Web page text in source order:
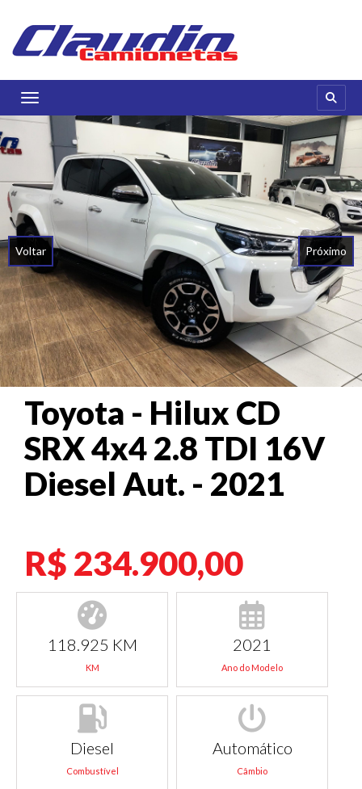
Toggle navigation
Voltar Próximo
Toyota - Hilux CD
SRX 4x4 2.8 TDI 16V
Diesel Aut. - 2021
R$ 234.900,00
118.925 KM
KM
2021
Ano do Modelo
Diesel
Combustível
Automático
Câmbio